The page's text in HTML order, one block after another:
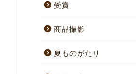
受賞
商品撮影
夏ものがたり